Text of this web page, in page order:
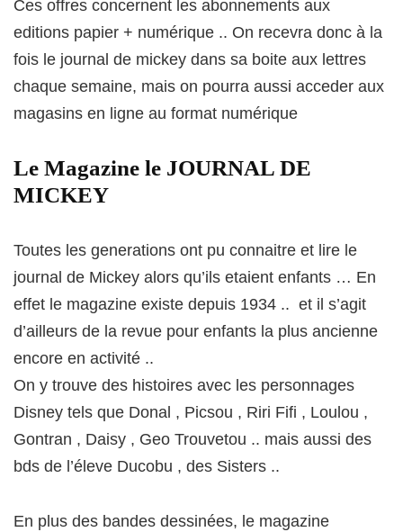
Ces offres concernent les abonnements aux
editions papier + numérique .. On recevra donc à la
fois le journal de mickey dans sa boite aux lettres
chaque semaine, mais on pourra aussi acceder aux
magasins en ligne au format numérique
Le Magazine le JOURNAL DE
MICKEY
Toutes les generations ont pu connaitre et lire le
journal de Mickey alors qu’ils etaient enfants … En
effet le magazine existe depuis 1934 .. et il s’agit
d’ailleurs de la revue pour enfants la plus ancienne
encore en activité ..
On y trouve des histoires avec les personnages
Disney tels que Donal , Picsou , Riri Fifi , Loulou ,
Gontran , Daisy , Geo Trouvetou .. mais aussi des
bds de l’éleve Ducobu , des Sisters ..
En plus des bandes dessinées, le magazine